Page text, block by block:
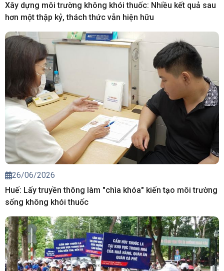
Xây dựng môi trường không khói thuốc: Nhiều kết quả sau
hơn một thập kỷ, thách thức vẫn hiện hữu
26/06/2026
Huế: Lấy truyền thông làm "chìa khóa" kiến tạo môi trường
sống không khói thuốc